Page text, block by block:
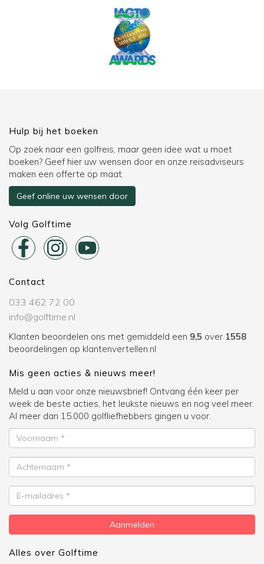
Hulp bij het boeken
Op zoek naar een golfreis, maar geen idee wat u moet
boeken? Geef hier uw wensen door en onze reisadviseurs
maken een offerte op maat.
Geef online uw wensen door
Volg Golftime
Contact
033 462 72 00
info@golftime.nl
Klanten beoordelen ons met gemiddeld een 9,5 over 1558
beoordelingen op klantenvertellen.nl
Mis geen acties & nieuws meer!
Meld u aan voor onze nieuwsbrief! Ontvang één keer per
week de beste acties, het leukste nieuws en nog veel meer.
Al meer dan 15.000 golfliefhebbers gingen u voor.
Voornaam
Achternaam
E-
mailadres
Aanmelden
Alles over Golftime